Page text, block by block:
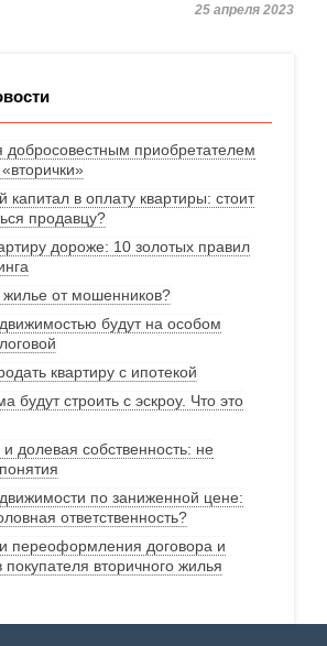
25 апреля 2023
добросовестным приобретателем
капитал в оплату квартиры: стоит
продавцу?
дороже: 10 золотых правил
жилье от мошенников?
будут на особом
квартиру с ипотекой
будут строить с эскроу. Что это
долевая собственность: не
по заниженной цене:
ответственность?
переоформления договора и
вторичного жилья